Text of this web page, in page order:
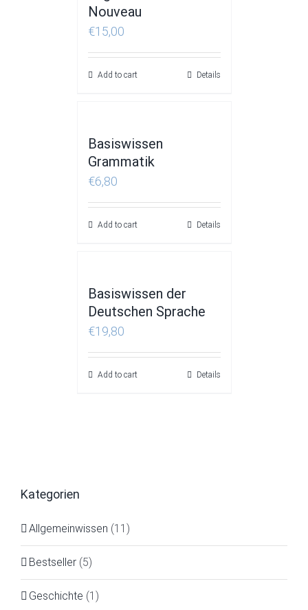
Nouveau
€15,00
Add to cart Details
Basiswissen
Grammatik
€6,80
Add to cart Details
Basiswissen der
Deutschen Sprache
€19,80
Add to cart Details
Kategorien
Allgemeinwissen (11)
Bestseller (5)
Geschichte (1)